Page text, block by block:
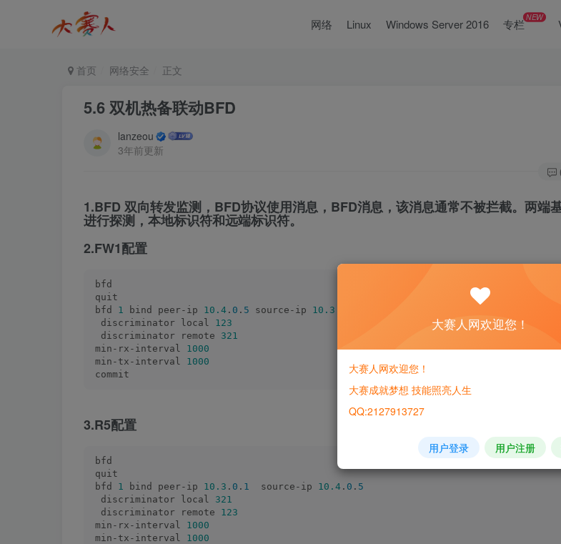
网络 Linux Windows Server 2016 专栏NEW
首页 网络安全 正文
5.6 双机热备联动BFD
lanzeou
3年前更新
1.BFD 双向转发监测，BFD协议使用消息，BFD消息，该消息通常不被拦截。两端
进行探测，本地标识符和远端标识符。
2.FW1配置
bfd
quit
bfd 1 bind peer-ip 10.4 . 0 . 5 source-ip 10.3
discriminator local 123
discriminator remote 321
min-rx-interval 1000
min-tx-interval 1000
commit
3.R5配置
bfd
quit
bfd 1 bind peer-ip 10.3 . 0 . 1
  source-ip
10.4 . 0 . 5
discriminator local 321
discriminator remote 123
min-rx-interval 1000
min-tx-interval 1000
大赛人网欢迎您！
大赛人网欢迎您！
大赛成就梦想 技能照亮人生
QQ:2127913727
用户登录 用户注册